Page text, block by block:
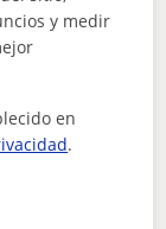
y medir
en
.